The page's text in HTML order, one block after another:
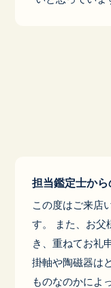
担当鑑定士から
この度はご来店
す。 また、お父
き、重ねてお礼
掛軸や陶磁器は
ものなのかによ